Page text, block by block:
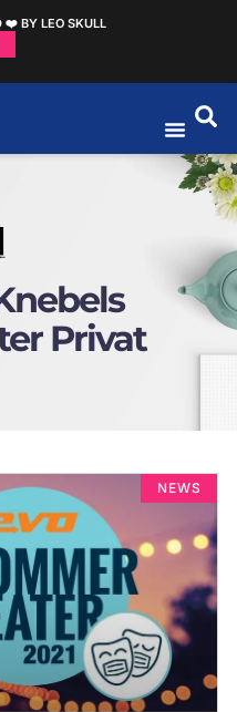
❤️ BY LEO SKULL
Privat
NEWS